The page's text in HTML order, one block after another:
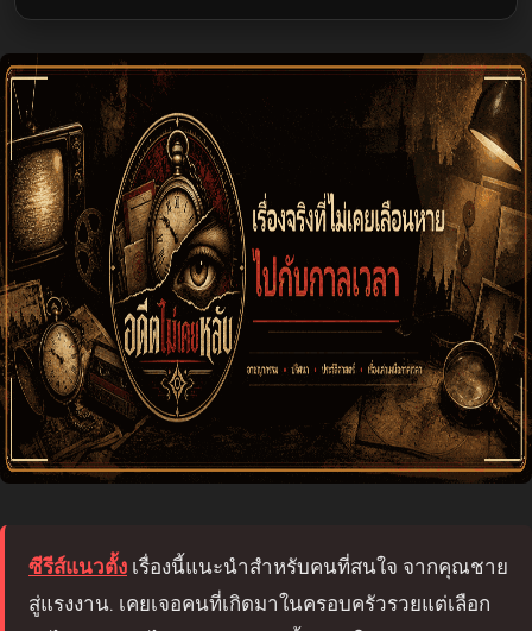
ซีรีส์แนวตั้ง เรื่องนี้แนะนำสำหรับคนที่สนใจ จากคุณชาย
สู่แรงงาน. เคยเจอคนที่เกิดมาในครอบครัวรวยแต่เลือก